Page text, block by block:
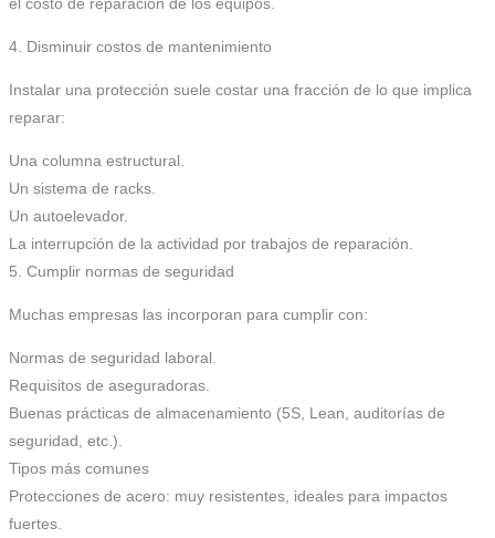
4. Disminuir costos de mantenimiento
Instalar una protección suele costar una fracción de lo que implica
reparar:
Una columna estructural.
Un sistema de racks.
Un autoelevador.
La interrupción de la actividad por trabajos de reparación.
5. Cumplir normas de seguridad
Muchas empresas las incorporan para cumplir con:
Normas de seguridad laboral.
Requisitos de aseguradoras.
Buenas prácticas de almacenamiento (5S, Lean, auditorías de
seguridad, etc.).
Tipos más comunes
Protecciones de acero: muy resistentes, ideales para impactos
fuertes.